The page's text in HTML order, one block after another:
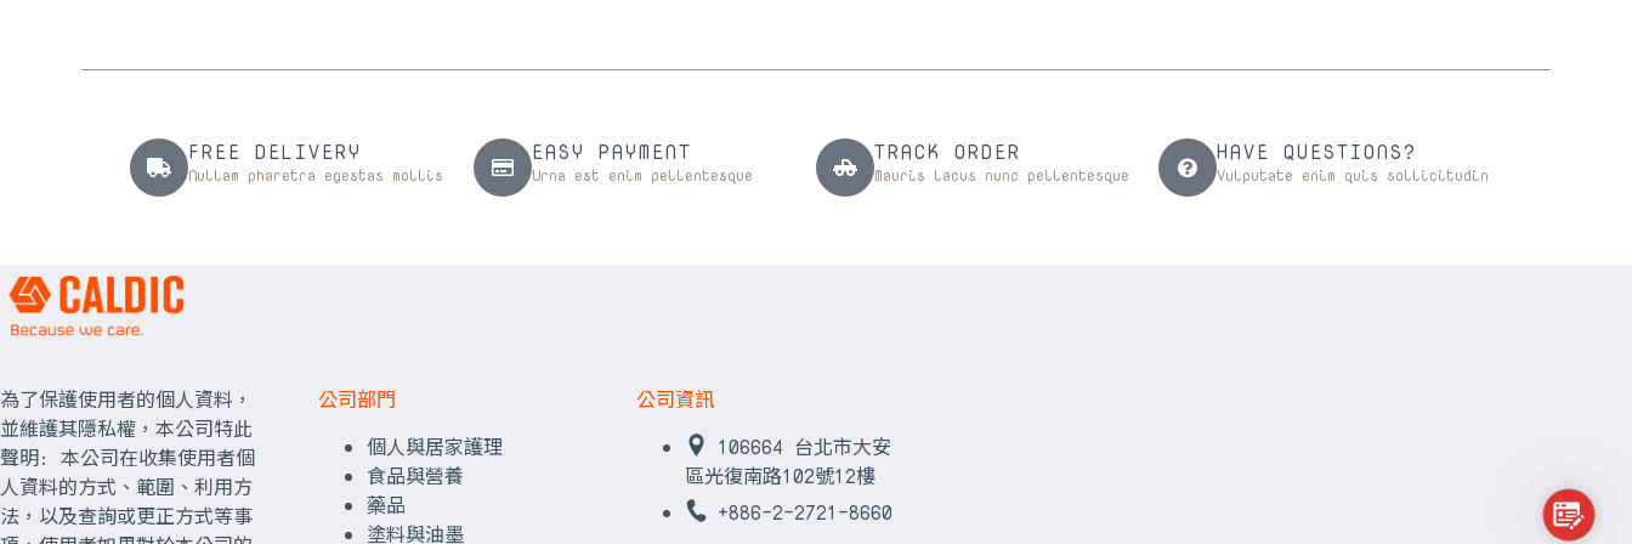
FREE DELIVERY
Nullam pharetra egestas mollis
EASY PAYMENT
Urna est enim pellentesque
TRACK ORDER
Mauris lacus nunc pellentesque
HAVE QUESTIONS?
Vulputate enim quis sollicitudin
為了保護使用者的個人資料，
並維護其隱私權，本公司特此
聲明: 本公司在收集使用者個
人資料的方式、範圍、利用方
法，以及查詢或更正方式等事
公司部門
個人與居家護理
食品與營養
藥品
塗料與油墨
公司資訊
106664 台北市大安
區光復南路102號12樓
+886-2-2721-8660
詢價清